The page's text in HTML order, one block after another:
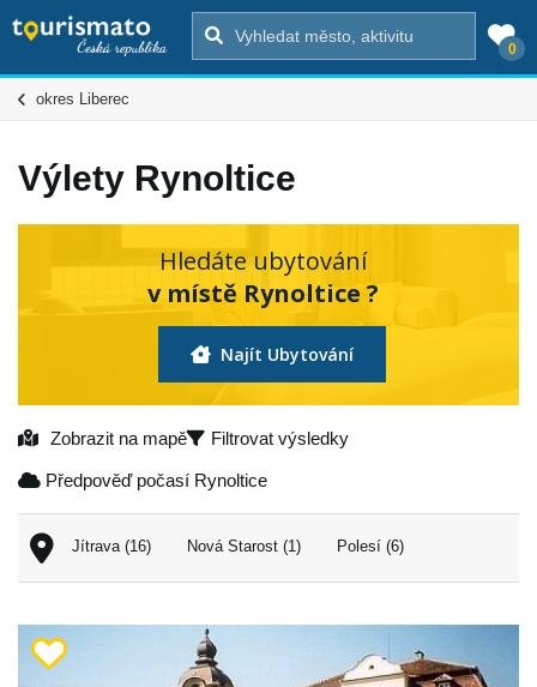
0
okres Liberec
Výlety Rynoltice
Hledáte ubytování
v místě Rynoltice ?
Najít Ubytování
Zobrazit na mapě Filtrovat výsledky
Předpověď počasí Rynoltice
Jítrava (16) Nová Starost (1) Polesí (6)